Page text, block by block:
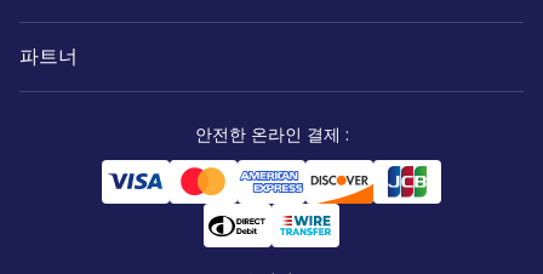
파트너
안전한 온라인 결제 :